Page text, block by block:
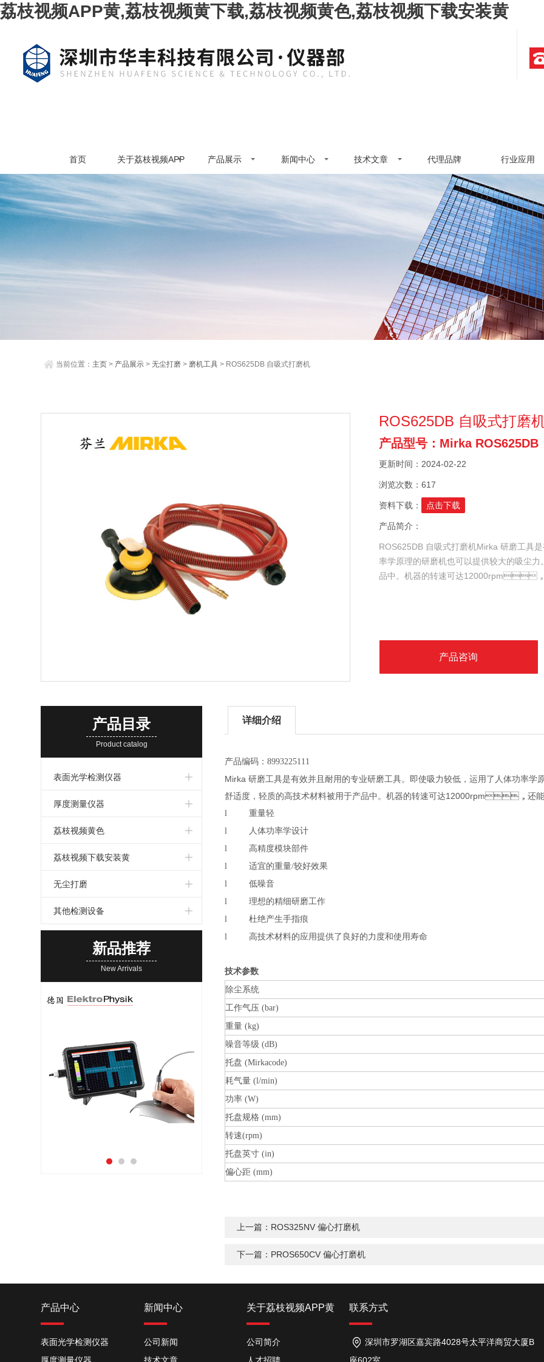
荔枝视频APP黄,荔枝视频黄下载,荔枝视频黄色,荔枝视频下载安装黄
首页 关于荔枝视频APP 产品展示 新闻中心 技术文章 代理品牌 行业应用
当前位置： 主页 > 产品展示 >无尘打磨 > 磨机工具 > ROS625DB 自吸式打磨机
ROS625DB 自吸式打磨
产品型号：Mirka ROS625DB
更新时间：2024-02-22
浏览次数：617
资料下载： 点击下载
产品简介：
ROS625DB 自吸式打磨机Mirka 研磨工具是
率学原理的研磨机也可以提供较大的吸尘力
品中。机器的转速可达12000rpm，
产品咨询
产品目录
Product catalog
表面光学检测仪器
厚度测量仪器
荔枝视频黄色
荔枝视频下载安装黄
无尘打磨
其他检测设备
新品推荐
New Arrivals
详细介绍
产品编码：8993225111
Mirka 研磨工具是有效并且耐用的专业研磨工具。即使吸力较低，运用了人体功率
舒适度，轻质的高技术材料被用于产品中。机器的转速可达12000rpm，还能
l 重量轻
l 人体功率学设计
l 高精度模块部件
l 适宜的重量/较好效果
l 低噪音
l 理想的精细研磨工作
l 杜绝产生手指痕
l 高技术材料的应用提供了良好的力度和使用寿命
技术参数
除尘系统
工作气压 (bar)
重量 (kg)
噪音等级 (dB)
托盘 (Mirkacode)
耗气量 (l/min)
功率 (W)
托盘规格 (mm)
转速(rpm)
托盘英寸 (in)
偏心距 (mm)
上一篇：ROS325NV 偏心打磨机
下一篇：PROS650CV 偏心打磨机
产品中心
表面光学检测仪器
新闻中心
公司新闻
关于荔枝视频APP黄
公司简介
联系方式
深圳市罗湖区嘉宾路4028号太平洋商贸大厦B